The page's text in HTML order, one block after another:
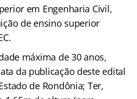
em Engenharia Civil,
de ensino superior
máxima de 30 anos,
da publicação deste edital
de Rondônia; Ter,